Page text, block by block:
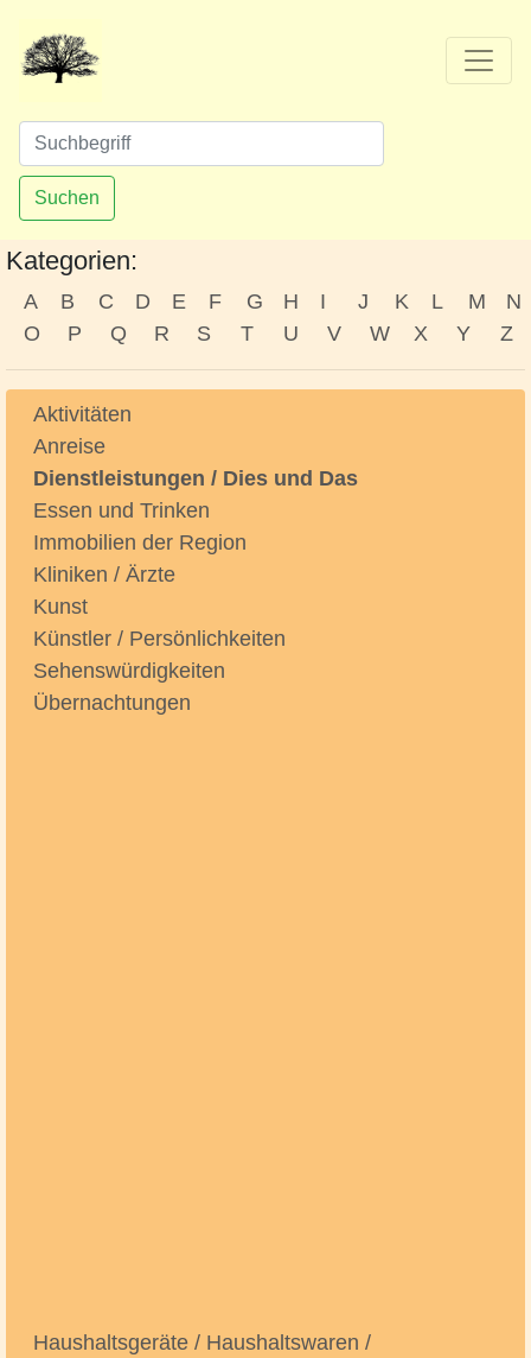
Suchen
Kategorien:
A B C D E F G H I J K L M
N
O
P Q R S T U V W X Y Z
Aktivitäten
Anreise
Dienstleistungen / Dies und Das
Essen und Trinken
Immobilien der Region
Kliniken / Ärzte
Kunst
Künstler / Persönlichkeiten
Sehenswürdigkeiten
Übernachtungen
Haushaltsgeräte / Haushaltswaren /